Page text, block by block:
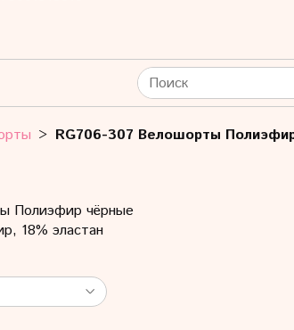
RG706-307 Велошорты
Полиэфир чёрные
18% эластан